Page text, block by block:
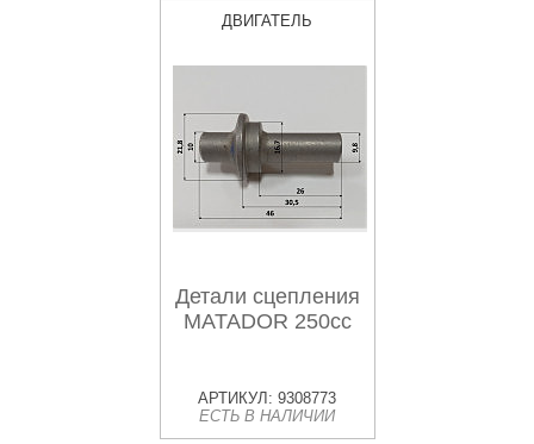
ДВИГАТЕЛЬ
Детали сцепления
MATADOR 250cc
АРТИКУЛ: 9308773
ЕСТЬ В НАЛИЧИИ